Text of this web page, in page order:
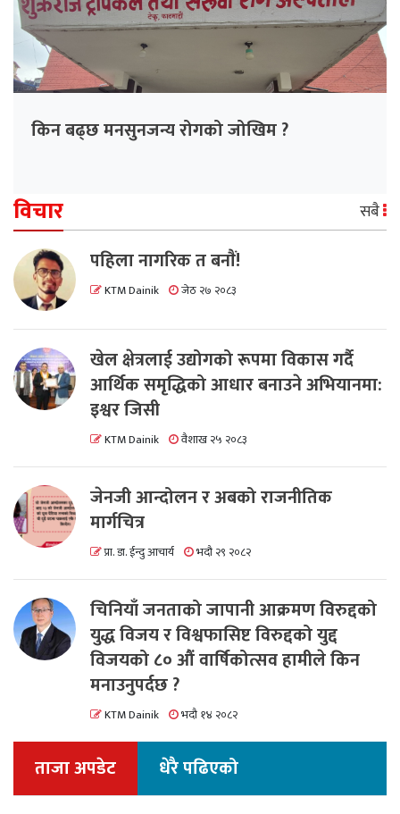
किन बढ्छ मनसुनजन्य रोगको जोखिम ?
विचार सबै
पहिला नागरिक त बनाैं!
KTM Dainik जेठ २७ २०८३
खेल क्षेत्रलाई उद्योगको रूपमा विकास गर्दै
आर्थिक समृद्धिको आधार बनाउने अभियानमा:
इश्वर जिसी
KTM Dainik वैशाख २५ २०८३
जेनजी आन्दोलन र अबको राजनीतिक
मार्गचित्र
प्रा. डा. ईन्दु आचार्य भदौ २९ २०८२
चिनियाँ जनताको जापानी आक्रमण विरुद्दको
युद्ध विजय र विश्वफासिष्ट विरुद्दको युद्द
विजयको ८० औं वार्षिकोत्सव हामीले किन
मनाउनुपर्दछ ?
KTM Dainik भदौ १४ २०८२
ताजा अपडेट धेरै पढिएको